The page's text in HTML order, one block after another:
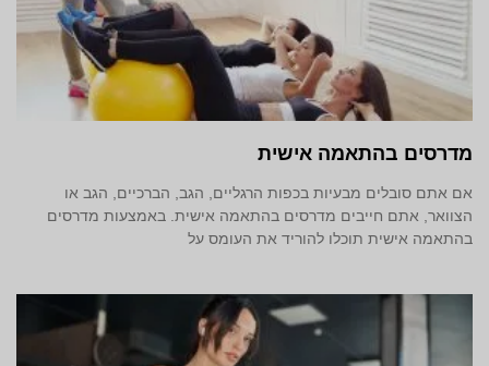
מדרסים בהתאמה אישית
אם אתם סובלים מבעיות בכפות הרגליים, הגב, הברכיים, הגב או
הצוואר, אתם חייבים מדרסים בהתאמה אישית. באמצעות מדרסים
בהתאמה אישית תוכלו להוריד את העומס על